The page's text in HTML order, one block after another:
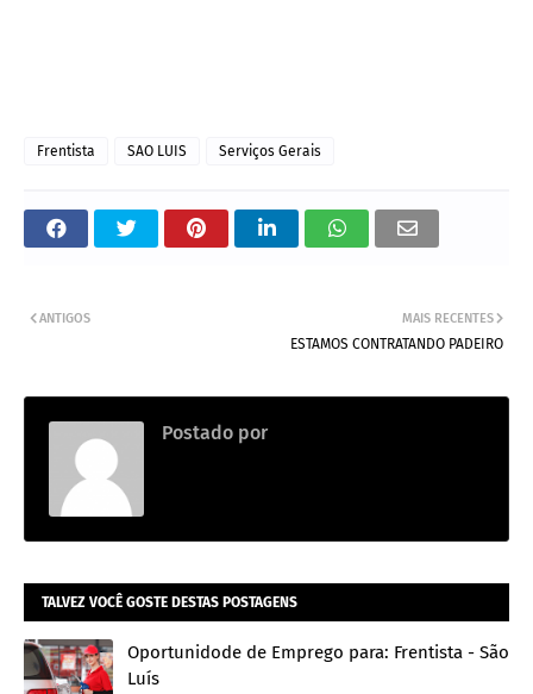
Frentista SAO LUIS Serviços Gerais
MAIS RECENTES
ESTAMOS CONTRATANDO PADEIRO
ANTIGOS
Postado por
TALVEZ VOCÊ GOSTE DESTAS POSTAGENS
Oportunidode de Emprego para: Frentista - São
Luís